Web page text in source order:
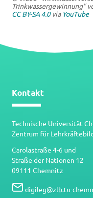
Trinkwassergewinnung"
CC BY-SA 4.0via YouTube
Kontakt
Technische Universität
Zentrum für
Carolastraße 4-6 und
Straße der Nationen 12
09111 Chemnitz
digileg@zlb.tu-